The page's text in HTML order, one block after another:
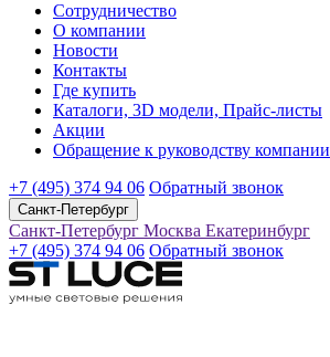
Сотрудничество
О компании
Новости
Контакты
Где купить
Каталоги, 3D модели, Прайс-листы
Акции
Обращение к руководству компании
+7 (495) 374 94 06 Обратный звонок
Санкт-Петербург
Санкт-Петербург Москва Екатеринбург
+7 (495) 374 94 06 Обратный звонок